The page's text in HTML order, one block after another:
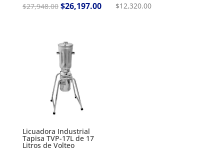
$27,948.00 Original
$27,948.00.
$26,197.00Current
$12,320.00
Licuadora Industrial
Tapisa TVP-17L de 17
Litros de Volteo